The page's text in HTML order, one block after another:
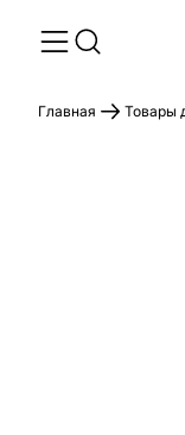
Главная Товары